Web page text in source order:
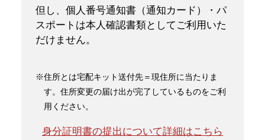
但し、個人番号通知書（通知カード）・パ
スポートは本人確認書類としてご利用いた
だけません。
※住所とは宅配キット送付先＝現住所に当たりま
す。住所変更の届け出が完了しているものをご利
用ください。
身分証明書の提出について詳細はこちら